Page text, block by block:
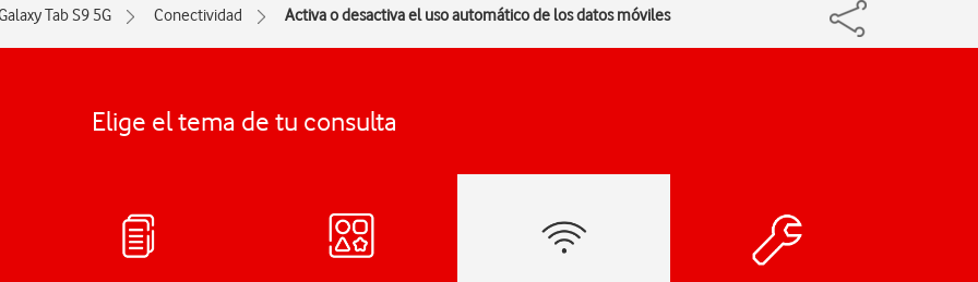
Tab S9 5G Conectividad Activa o desactiva el uso automático de los datos móviles
Elige el tema de tu consulta